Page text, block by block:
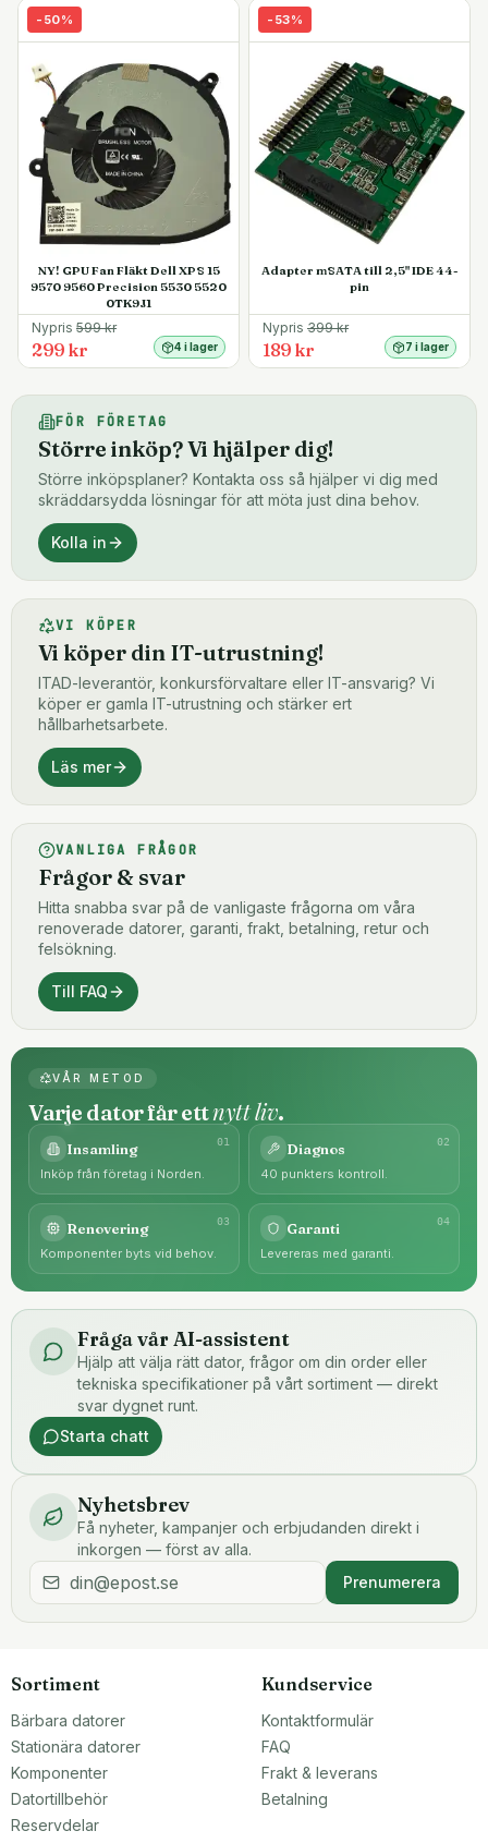
- 50%
NY! GPU Fan Fläkt Dell XPS 15
9570 9560 Precision 5530 5520
0TK9J1
Nypris 599kr
299 kr 4 i lager
- 53%
Adapter mSATA till 2,5" IDE 44-
pin
Nypris 399kr
189 kr 7 i lager
FÖR FÖRETAG
Större inköp? Vi hjälper dig!
Större inköpsplaner? Kontakta oss så hjälper vi dig med
skräddarsydda lösningar för att möta just dina behov.
Kolla in
VI KÖPER
Vi köper din IT-utrustning!
ITAD-leverantör, konkursförvaltare eller IT-ansvarig? Vi
köper er gamla IT-utrustning och stärker ert
hållbarhetsarbete.
Läs mer
VANLIGA FRÅGOR
Frågor & svar
Hitta snabba svar på de vanligaste frågorna om våra
renoverade datorer, garanti, frakt, betalning, retur och
felsökning.
Till FAQ
VÅR METOD
Varje dator får ettnytt liv.
01
Insamling
Inköp från företag i Norden.
02
Diagnos
40 punkters kontroll.
03
Renovering
Komponenter byts vid behov.
04
Garanti
Levereras med garanti.
Fråga vår AI-assistent
Hjälp att välja rätt dator, frågor om din order eller
tekniska specifikationer på vårt sortiment — direkt
svar dygnet runt.
Starta chatt
Nyhetsbrev
Få nyheter, kampanjer och erbjudanden direkt i
inkorgen — först av alla.
Prenumerera
Sortiment
Bärbara datorer
Stationära datorer
Komponenter
Datortillbehör
Reservdelar
Kundservice
Kontaktformulär
FAQ
Frakt & leverans
Betalning